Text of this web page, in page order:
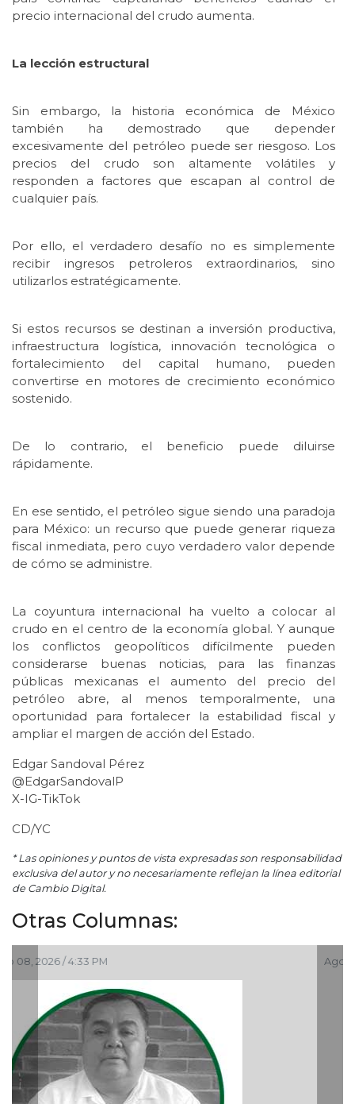
precio internacional del crudo aumenta.
La lección estructural
Sin embargo, la historia económica de México
también ha demostrado que depender
excesivamente del petróleo puede ser riesgoso. Los
precios del crudo son altamente volátiles y
responden a factores que escapan al control de
cualquier país.
Por ello, el verdadero desafío no es simplemente
recibir ingresos petroleros extraordinarios, sino
utilizarlos estratégicamente.
Si estos recursos se destinan a inversión productiva,
infraestructura logística, innovación tecnológica o
fortalecimiento del capital humano, pueden
convertirse en motores de crecimiento económico
sostenido.
De lo contrario, el beneficio puede diluirse
rápidamente.
En ese sentido, el petróleo sigue siendo una paradoja
para México: un recurso que puede generar riqueza
fiscal inmediata, pero cuyo verdadero valor depende
de cómo se administre.
La coyuntura internacional ha vuelto a colocar al
crudo en el centro de la economía global. Y aunque
los conflictos geopolíticos difícilmente pueden
considerarse buenas noticias, para las finanzas
públicas mexicanas el aumento del precio del
petróleo abre, al menos temporalmente, una
oportunidad para fortalecer la estabilidad fiscal y
ampliar el margen de acción del Estado.
Edgar Sandoval Pérez
@EdgarSandovalP
X-IG-TikTok
CD/YC
* Las opiniones y puntos de vista expresadas son responsabilidad
exclusiva del autor y no necesariamente reflejan la línea editorial
de Cambio Digital.
Otras Columnas:
Ago 06, 2026 / 12:48 PM